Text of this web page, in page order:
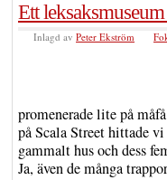
Ett
Inlagd av Peter Ekström
promenerade lite på
på Scala Street hittade
gammalt hus och dess
Ja, även de många